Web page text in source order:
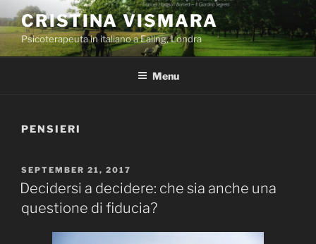
Skip
to
content
CRISTINA VISMARA
Psicoterapeuta in italiano a Ealing, Londra
Menu
PENSIERI
POSTED
ON
SEPTEMBER 21, 2017
Decidersi a decidere: che sia anche una
questione di fiducia?